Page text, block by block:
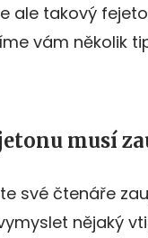
ale takový
vám několik
musí
své čtenáře
nějaký